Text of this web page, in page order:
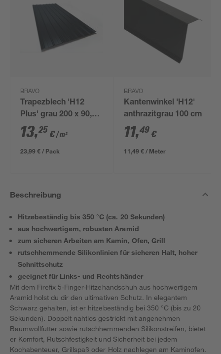
BRAVO
Trapezblech 'H12
Plus' grau 200 x 90,6 x
0,04 cm
13,25 €/ m²
23,99 € / Pack
BRAVO
Kantenwinkel 'H12'
anthrazitgrau 100 cm
11,49 €
11,49 € / Meter
Beschreibung
Hitzebeständig bis 350 °C (ca. 20 Sekunden)
aus hochwertigem, robusten Aramid
zum sicheren Arbeiten am Kamin, Ofen, Grill
rutschhemmende Silikonlinien für sicheren Halt, hoher
Schnittschutz
geeignet für Links- und Rechtshänder
Mit dem Firefix 5-Finger-Hitzehandschuh aus hochwertigem
Aramid holst du dir den ultimativen Schutz. In elegantem
Schwarz gehalten, ist er hitzebeständig bei 350 °C (bis zu 20
Sekunden). Doppelt nahtlos gestrickt mit angenehmen
Baumwollfutter sowie rutschhemmenden Silikonstreifen, bietet
er Komfort, Rutschfestigkeit und Sicherheit bei jedem
Kochabenteuer, Grillspaß oder Holz nachlegen am Kaminofen.